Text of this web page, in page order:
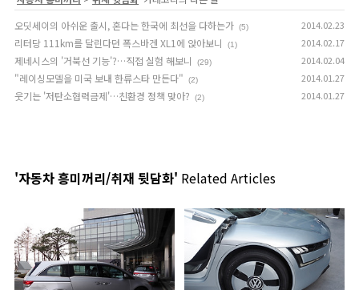
오딧세이의 아쉬운 출시, 혼다는 한국에 최선을 다하는가 (5) 2014.02.23
리터당 111km를 달린다던 폭스바겐 XL1에 앉아보니 (1) 2014.02.17
제네시스의 '거북선 기능'?…직접 실험 해보니 (29) 2014.02.04
"레이싱모델을 미국 보내 한류스타 만든다" (2) 2014.01.27
웃기는 '저탄소협력금제'…친환경 정책 맞아? (2) 2014.01.27
'자동차 흥미꺼리/취재 뒷담화' Related Articles